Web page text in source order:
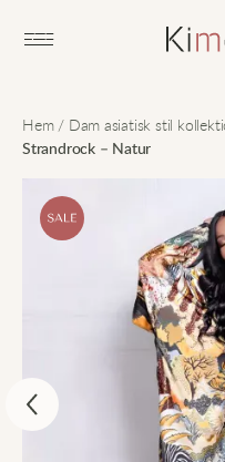
Open main menu
Hem/ Dam asiatisk stil
Strandrock – Natur